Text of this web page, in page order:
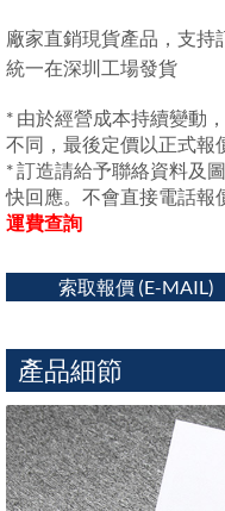
廠家直銷現貨產品，支持
統一在深圳工場發貨
* 由於經營成本持續變動
不同，最後定價以正式報
* 訂造請給予聯絡資料及
快回應。不會直接電話報
運費查詢
索取報價 (E-MAIL)
產品細節